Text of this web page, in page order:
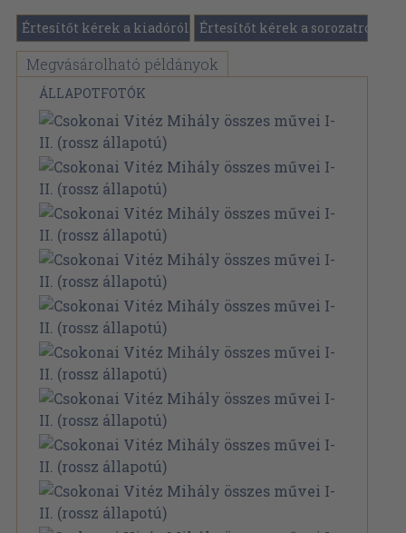
Értesítőt kérek a kiadóról Értesítőt kérek a sorozatról
Megvásárolható példányok
ÁLLAPOTFOTÓK